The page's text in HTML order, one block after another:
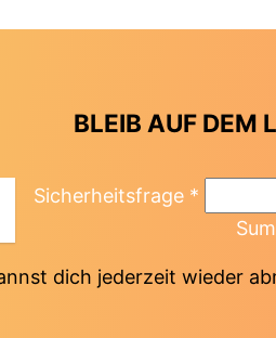
BLEIB AUF DEM
Sicherheitsfrage *
dich jederzeit wieder